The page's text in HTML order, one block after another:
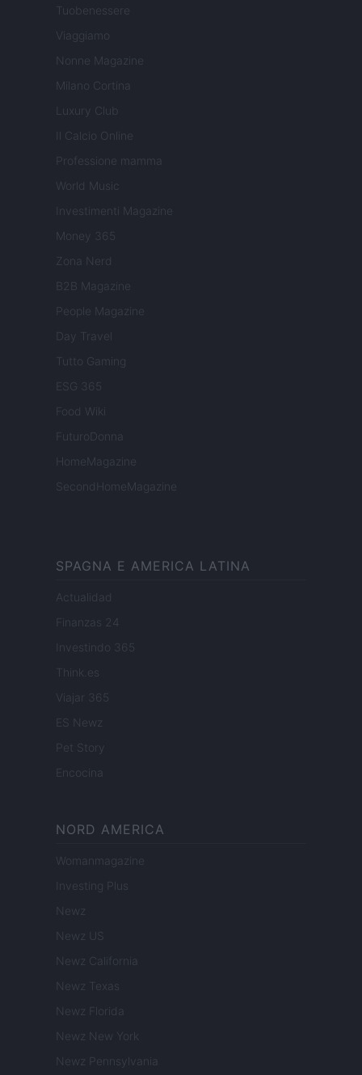
Tuobenessere
Viaggiamo
Nonne Magazine
Milano Cortina
Luxury Club
Il Calcio Online
Professione mamma
World Music
Investimenti Magazine
Money 365
Zona Nerd
B2B Magazine
People Magazine
Day Travel
Tutto Gaming
ESG 365
Food Wiki
FuturoDonna
HomeMagazine
SecondHomeMagazine
SPAGNA E AMERICA LATINA
Actualidad
Finanzas 24
Investindo 365
Think.es
Viajar 365
ES Newz
Pet Story
Encocina
NORD AMERICA
Womanmagazine
Investing Plus
Newz
Newz US
Newz California
Newz Texas
Newz Florida
Newz New York
Newz Pennsylvania